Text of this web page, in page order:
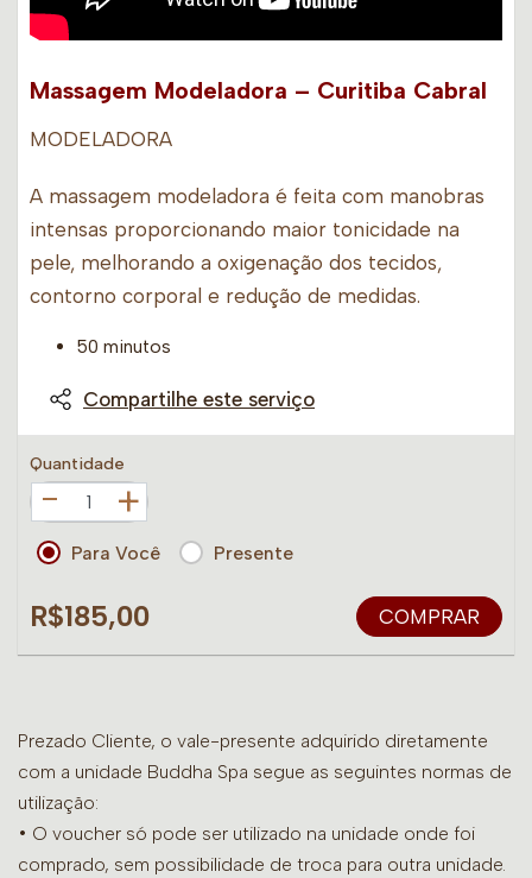
Massagem Modeladora – Curitiba Cabral
MODELADORA
A massagem modeladora é feita com manobras
intensas proporcionando maior tonicidade na
pele, melhorando a oxigenação dos tecidos,
contorno corporal e redução de medidas.
50 minutos
Compartilhe este serviço
Quantidade
+
Para Você Presente
R$185,00 COMPRAR
Prezado Cliente, o vale-presente adquirido diretamente
com a unidade Buddha Spa segue as seguintes normas de
utilização:
• O voucher só pode ser utilizado na unidade onde foi
comprado, sem possibilidade de troca para outra unidade.